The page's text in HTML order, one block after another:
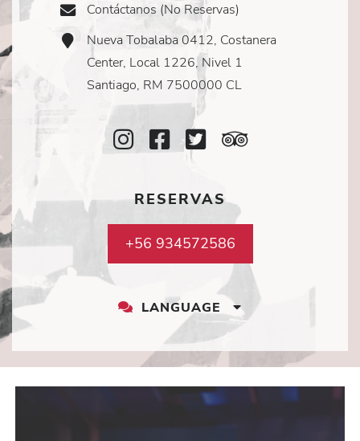
Email
Contáctanos (No Reservas)
Address
Icon
Nueva Tobalaba 0412, Costanera
Center, Local 1226, Nivel 1
Santiago, RM 7500000 CL
Instagram
Icon
Facebook
Icon
Twitter
RESERVAS
+56 934572586
LANGUAGE
DROPDOWN